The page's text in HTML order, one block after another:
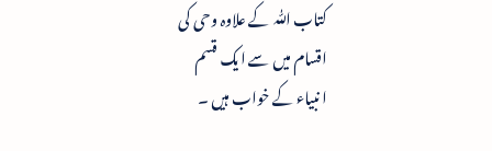
کتاب ﷲ کے علاوہ وحی کی
اقسام میں سے ایک قسم
انبیاء کے خواب ہیں ۔